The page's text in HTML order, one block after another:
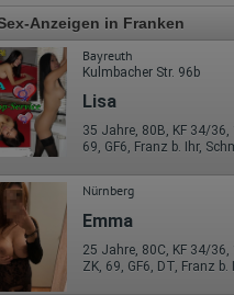
Anzeigen in Franken
Bayreuth
Kulmbacher Str. 96b
Lisa
35 Jahre, 80B, KF 34/
69, GF6, Franz b. Ihr,
Nürnberg
Emma
25 Jahre, 80C, KF 34/
ZK, 69, GF6, DT, Franz